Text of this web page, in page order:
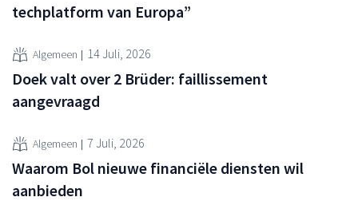
techplatform van Europa”
Algemeen 14 Juli, 2026
Doek valt over 2 Brüder: faillissement
aangevraagd
Algemeen 7 Juli, 2026
Waarom Bol nieuwe financiële diensten wil
aanbieden